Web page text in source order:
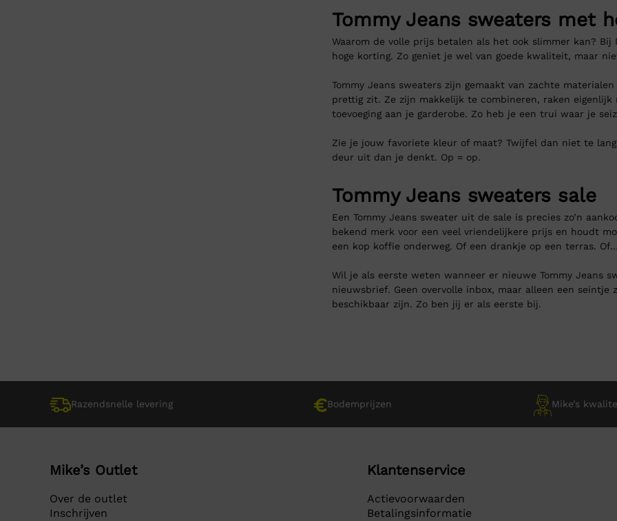
Tommy Jeans sweaters met
Waarom de volle prijs betalen als het ook slimmer kan? Bij
hoge korting. Zo geniet je wel van goede kwaliteit, maar
Tommy Jeans sweaters zijn gemaakt van zachte
prettig zit. Ze zijn makkelijk te combineren, raken
toevoeging aan je garderobe. Zo heb je een trui waar je
Zie je jouw favoriete kleur of maat? Twijfel dan niet te
deur uit dan je denkt. Op = op.
Tommy Jeans sweaters sale
Een Tommy Jeans sweater uit de sale is precies zo’n
bekend merk voor een veel vriendelijkere prijs en houdt
een kop koffie onderweg. Of een drankje op een terras.
Wil je als eerste weten wanneer er nieuwe Tommy Jeans
nieuwsbrief. Geen overvolle inbox, maar alleen een
beschikbaar zijn. Zo ben jij er als eerste bij.
Razendsnelle levering Bodemprijzen Mike’s
Mike’s Outlet
Over de outlet
Inschrijven
Klantenservice
Actievoorwaarden
Betalingsinformatie